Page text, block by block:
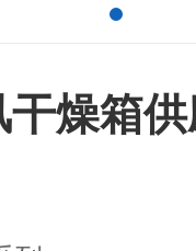
燥箱